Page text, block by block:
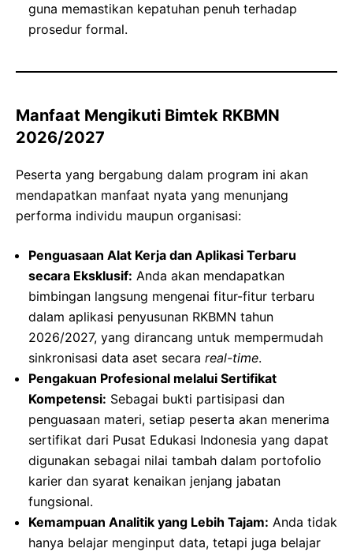
guna memastikan kepatuhan penuh terhadap
prosedur formal.
Manfaat Mengikuti Bimtek RKBMN
2026/2027
Peserta yang bergabung dalam program ini akan
mendapatkan manfaat nyata yang menunjang
performa individu maupun organisasi:
Penguasaan Alat Kerja dan Aplikasi Terbaru
secara Eksklusif: Anda akan mendapatkan
bimbingan langsung mengenai fitur-fitur terbaru
dalam aplikasi penyusunan RKBMN tahun
2026/2027, yang dirancang untuk mempermudah
sinkronisasi data aset secara real-time.
Pengakuan Profesional melalui Sertifikat
Kompetensi: Sebagai bukti partisipasi dan
penguasaan materi, setiap peserta akan menerima
sertifikat dari Pusat Edukasi Indonesia yang dapat
digunakan sebagai nilai tambah dalam portofolio
karier dan syarat kenaikan jenjang jabatan
fungsional.
Kemampuan Analitik yang Lebih Tajam: Anda tidak
hanya belajar menginput data, tetapi juga belajar